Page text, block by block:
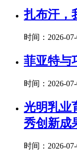
扎布汗，
时间：2026-
菲亚特与
时间：2026-
光明乳业
秀创新成
时间：2026-